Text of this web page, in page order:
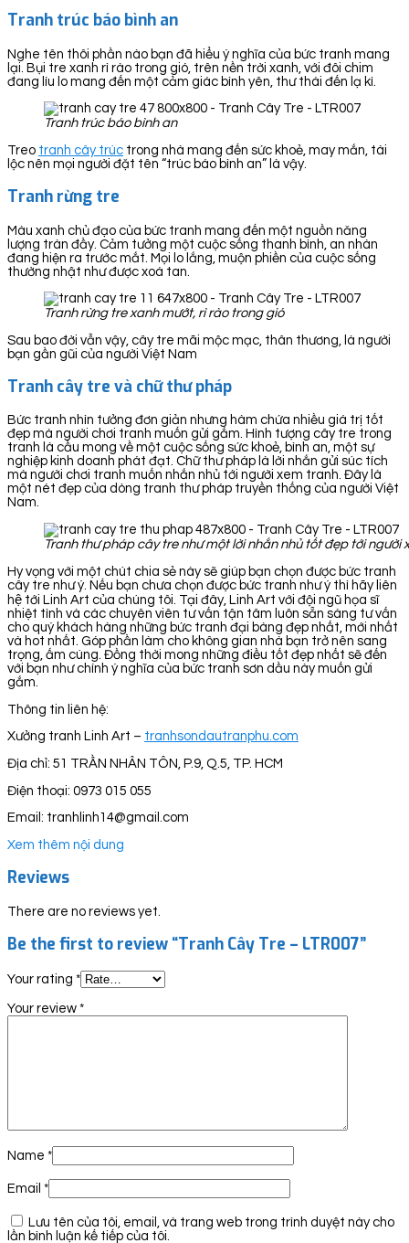
Tranh trúc báo bình an
Nghe tên thôi phần nào bạn đã hiểu ý nghĩa của bức tranh mang
lại. Bụi tre xanh rì rào trong gió, trên nền trời xanh, với đôi chim
đang líu lo mang đến một cảm giác bình yên, thư thái đến lạ kì.
Tranh trúc báo bình an
Treo tranh cây trúc trong nhà mang đến sức khoẻ, may mắn, tài
lộc nên mọi người đặt tên “trúc báo bình an” là vậy.
Tranh rừng tre
Màu xanh chủ đạo của bức tranh mang đến một nguồn năng
lượng tràn đầy. Cảm tưởng một cuộc sống thanh bình, an nhàn
đang hiện ra trước mắt. Mọi lo lắng, muộn phiền của cuộc sống
thường nhật như được xoá tan.
Tranh rừng tre xanh mướt, rì rào trong gió
Sau bao đời vẫn vậy, cây tre mãi mộc mạc, thân thương, là người
bạn gần gũi của người Việt Nam
Tranh cây tre và chữ thư pháp
Bức tranh nhìn tưởng đơn giản nhưng hàm chứa nhiều giá trị tốt
đẹp mà người chơi tranh muốn gửi gắm. Hình tượng cây tre trong
tranh là cầu mong về một cuộc sống sức khoẻ, bình an, một sự
nghiệp kinh doanh phát đạt. Chữ thư pháp là lời nhắn gửi súc tích
mà người chơi tranh muốn nhắn nhủ tới người xem tranh. Đây là
một nét đẹp của dòng tranh thư pháp truyền thống của người Việt
Nam.
Tranh thư pháp cây tre như một lời nhắn nhủ tốt đẹp tới người
Hy vọng với một chút chia sẻ này sẽ giúp bạn chọn được bức tranh
cây tre như ý. Nếu bạn chưa chọn được bức tranh như ý thì hãy liên
hệ tới Linh Art của chúng tôi. Tại đây, Linh Art với đội ngũ họa sĩ
nhiệt tình và các chuyên viên tư vấn tận tâm luôn sẵn sàng tư vấn
cho quý khách hàng những bức tranh đại bàng đẹp nhất, mới nhất
và hot nhất. Góp phần làm cho không gian nhà bạn trở nên sang
trọng, ấm cúng. Đồng thời mong những điều tốt đẹp nhất sẽ đến
với bạn như chính ý nghĩa của bức tranh sơn dầu này muốn gửi
gắm.
Thông tin liên hệ:
Xưởng tranh Linh Art – tranhsondautranphu.com
Địa chỉ: 51 TRẦN NHÂN TÔN, P.9, Q.5, TP. HCM
Điện thoại: 0973 015 055
Email: tranhlinh14@gmail.com
Xem thêm nội dung
Reviews
There are no reviews yet.
Be the first to review “Tranh Cây Tre – LTR007”
Your rating *
Your review *
Name *
Email *
Lưu tên của tôi, email, và trang web trong trình duyệt này cho
lần bình luận kế tiếp của tôi.